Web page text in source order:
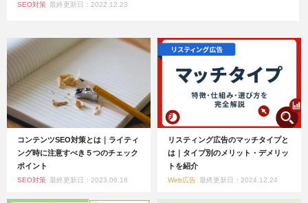
SEO対策 最終更新日：2022.12.23
コンテンツSEO対策とは｜ライティ
ング時に注意すべき５つのチェック
ポイント
SEO対策 最終更新日：2023.06.18
リスティング広告のマッチタイプと
は｜タイプ別のメリット・デメリッ
トを紹介
Web広告 最終更新日：2024.12.24